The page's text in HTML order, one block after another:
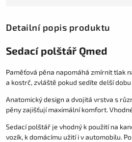
Detailní popis produktu
Sedací polštář Qmed
Paměťová pěna napomáhá zmírnit tlak
a kostrč, zvláště pokud sedíte delší
Anatomický design a dvojitá vrstva s
pěny zajišťují maximální komfort.
Sedací polštář je vhodný k použití na
vozík, k domácímu užití i v automobilu.